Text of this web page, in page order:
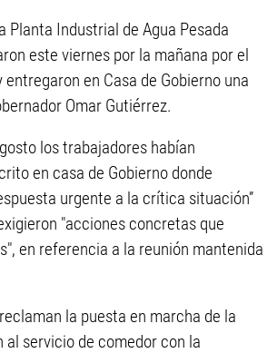
Planta Industrial de Agua Pesada
este viernes por la mañana por el
en Casa de Gobierno una
Omar Gutiérrez.
los trabajadores habían
en casa de Gobierno donde
urgente a la crítica situación”
"acciones concretas que
en referencia a la reunión mantenida
la puesta en marcha de la
al servicio de comedor con la